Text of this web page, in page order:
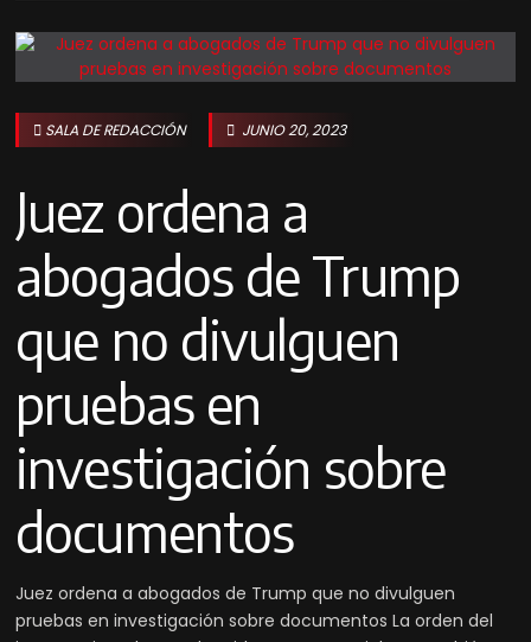
SALA DE REDACCIÓN JUNIO 20, 2023
Juez ordena a
abogados de Trump
que no divulguen
pruebas en
investigación sobre
documentos
Juez ordena a abogados de Trump que no divulguen
pruebas en investigación sobre documentos La orden del